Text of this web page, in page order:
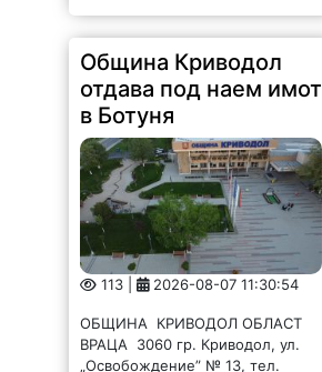
Община Криводол
отдава под наем имот
в Ботуня
113 | 2026-08-07 11:30:54
ОБЩИНА КРИВОДОЛ ОБЛАСТ
ВРАЦА 3060 гр. Криводол, ул.
„Освобождение” № 13, тел.